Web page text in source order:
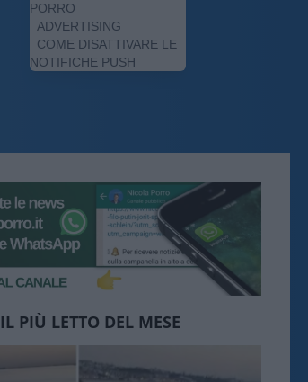
PORRO
ADVERTISING
COME DISATTIVARE LE
NOTIFICHE PUSH
IL PIÙ LETTO DEL MESE